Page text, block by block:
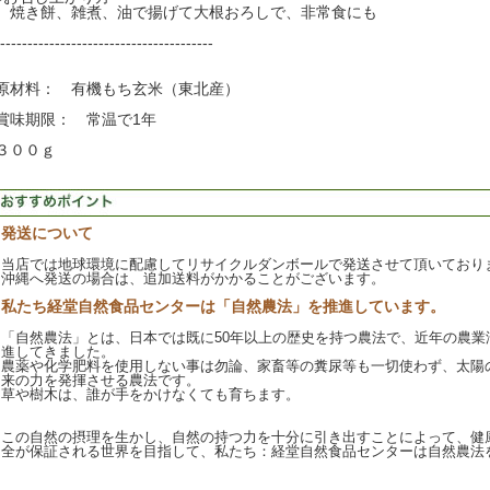
き餅、雑煮、油で揚げて大根おろしで、非常食にも
材料： 有機もち玄米（東北産）
味期限： 常温で1年
００ｇ
発送について
当店では地球環境に配慮してリサイクルダンボールで発送させて頂いており
沖縄へ発送の場合は、追加送料がかかることがございます。
私たち経堂自然食品センターは「自然農法」を推進しています。
「自然農法」とは、日本では既に50年以上の歴史を持つ農法で、近年の農
進してきました。
農薬や化学肥料を使用しない事は勿論、家畜等の糞尿等も一切使わず、太
来の力を発揮させる農法です。
草や樹木は、誰が手をかけなくても育ちます。
この自然の摂理を生かし、自然の持つ力を十分に引き出すことによって、
全が保証される世界を目指して、私たち：経堂自然食品センターは自然農法